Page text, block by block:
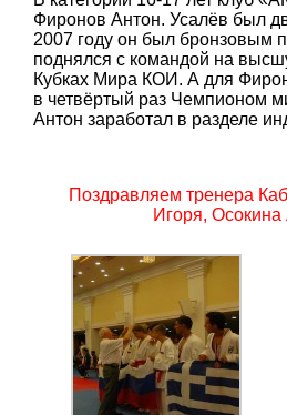
Фиронов Антон. Усалёв был
2007 году он был бронзовым
поднялся с командой на
Кубках Мира КОИ. А для
в четвёртый раз Чемпионом
Антон заработал в разделе
Поздравляем тренера
Игоря,